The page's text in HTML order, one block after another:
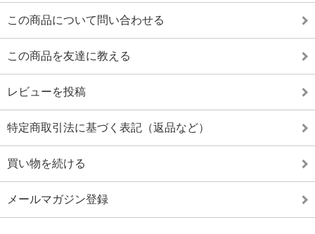
この商品について問い合わせる
この商品を友達に教える
レビューを投稿
特定商取引法に基づく表記（返品など）
買い物を続ける
メールマガジン登録